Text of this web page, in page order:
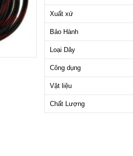
Xuất xứ
Bảo Hành
Loại Dây
Công dụng
Vật liệu
Chất Lượng